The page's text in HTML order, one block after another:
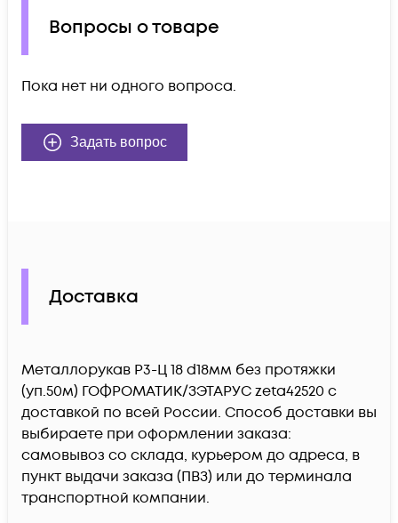
Вопросы о товаре
Пока нет ни одного вопроса.
Задать вопрос
Доставка
Металлорукав Р3-Ц 18 d18мм без протяжки
(уп.50м) ГОФРОМАТИК/ЗЭТАРУС zeta42520 c
доставкой по всей России. Способ доставки вы
выбираете при оформлении заказа:
самовывоз со склада, курьером до адреса, в
пункт выдачи заказа (ПВЗ) или до терминала
транспортной компании.